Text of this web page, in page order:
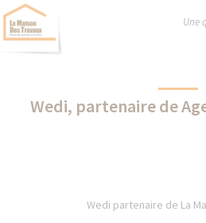
Une
Wedi, partenaire de
Wedi partenaire de La